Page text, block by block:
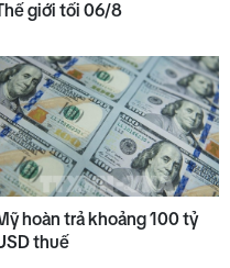
giới tối 06/8
hoàn trả khoảng 100 tỷ
thuế